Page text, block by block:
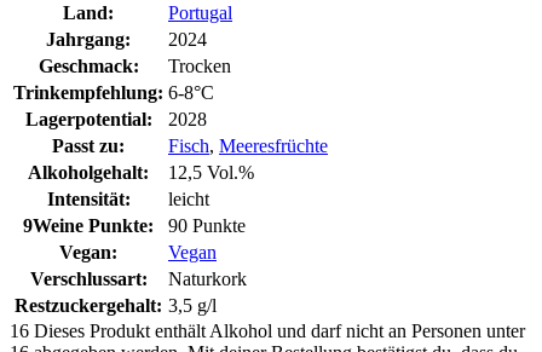
Land:
Portugal
Jahrgang:
2024
Geschmack:
Trocken
Trinkempfehlung: 6-8°C
Lagerpotential:
2028
Passt zu:
Fisch, Meeresfrüchte
Alkoholgehalt:
12,5 Vol.%
Intensität:
leicht
9Weine Punkte:
90 Punkte
Vegan:
Vegan
Verschlussart:
Naturkork
Restzuckergehalt: 3,5 g/l
16 Dieses Produkt enthält Alkohol und darf nicht an Personen unter